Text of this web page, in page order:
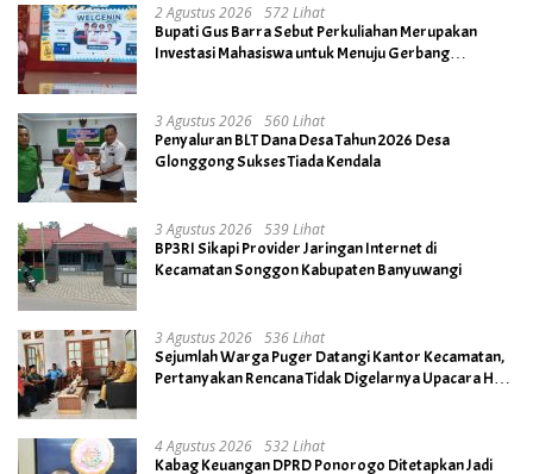
2 Agustus 2026 572 Lihat
Bupati Gus Barra Sebut Perkuliahan Merupakan
Investasi Mahasiswa untuk Menuju Gerbang
3 Agustus 2026 560 Lihat
Penyaluran BLT Dana Desa Tahun 2026 Desa
Glonggong Sukses Tiada Kendala
3 Agustus 2026 539 Lihat
BP3RI Sikapi Provider Jaringan Internet di
Kecamatan Songgon Kabupaten Banyuwangi
3 Agustus 2026 536 Lihat
Sejumlah Warga Puger Datangi Kantor Kecamatan,
Pertanyakan Rencana Tidak Digelarnya Upacara HUT
4 Agustus 2026 532 Lihat
Kabag Keuangan DPRD Ponorogo Ditetapkan Jadi